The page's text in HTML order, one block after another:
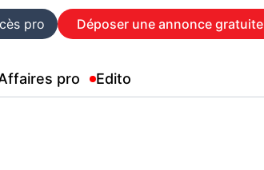
pro Déposer une annonce gratuite
pro Edito